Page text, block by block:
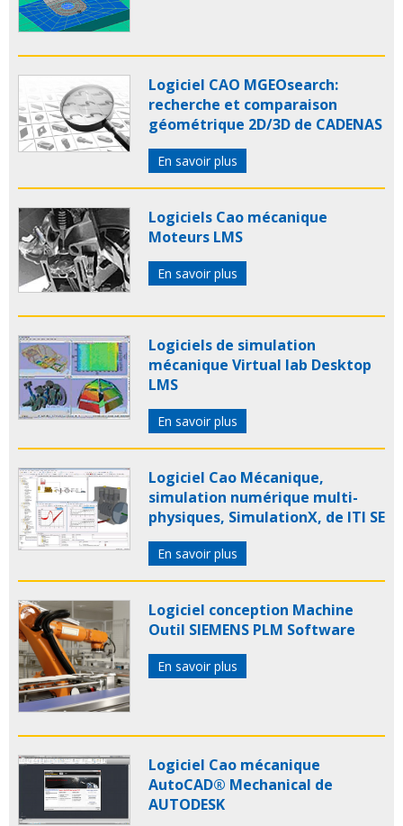
Logiciel CAO MGEOsearch:
recherche et comparaison
géométrique 2D/3D de CADENAS
En savoir plus
Logiciels Cao mécanique
Moteurs LMS
En savoir plus
Logiciels de simulation
mécanique Virtual lab Desktop
LMS
En savoir plus
Logiciel Cao Mécanique,
simulation numérique multi-
physiques, SimulationX, de ITI SE
En savoir plus
Logiciel conception Machine
Outil SIEMENS PLM Software
En savoir plus
Logiciel Cao mécanique
AutoCAD® Mechanical de
AUTODESK